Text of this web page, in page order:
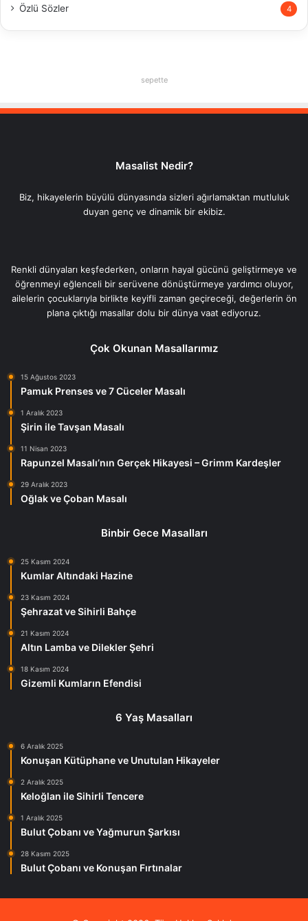
Özlü Sözler 4
sepette
Masalist Nedir?
Biz, hikayelerin büyülü dünyasında sizleri ağırlamaktan mutluluk
duyan genç ve dinamik bir ekibiz.
Renkli dünyaları keşfederken, onların hayal gücünü geliştirmeye ve
öğrenmeyi eğlenceli bir serüvene dönüştürmeye yardımcı oluyor,
ailelerin çocuklarıyla birlikte keyifli zaman geçireceği, değerlerin ön
plana çıktığı masallar dolu bir dünya vaat ediyoruz.
Çok Okunan Masallarımız
15 Ağustos 2023
Pamuk Prenses ve 7 Cüceler Masalı
1 Aralık 2023
Şirin ile Tavşan Masalı
11 Nisan 2023
Rapunzel Masalı’nın Gerçek Hikayesi – Grimm Kardeşler
29 Aralık 2023
Oğlak ve Çoban Masalı
Binbir Gece Masalları
25 Kasım 2024
Kumlar Altındaki Hazine
23 Kasım 2024
Şehrazat ve Sihirli Bahçe
21 Kasım 2024
Altın Lamba ve Dilekler Şehri
18 Kasım 2024
Gizemli Kumların Efendisi
6 Yaş Masalları
6 Aralık 2025
Konuşan Kütüphane ve Unutulan Hikayeler
2 Aralık 2025
Keloğlan ile Sihirli Tencere
1 Aralık 2025
Bulut Çobanı ve Yağmurun Şarkısı
28 Kasım 2025
Bulut Çobanı ve Konuşan Fırtınalar